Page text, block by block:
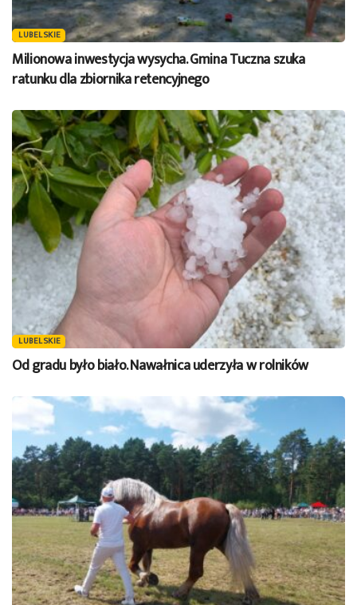
LUBELSKIE
Milionowa inwestycja wysycha. Gmina Tuczna szuka
ratunku dla zbiornika retencyjnego
LUBELSKIE
Od gradu było biało. Nawałnica uderzyła w rolników